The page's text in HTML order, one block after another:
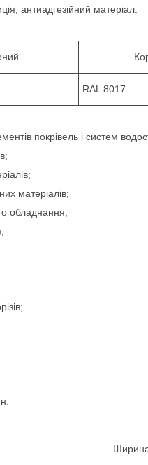
антиадгезійний матеріал.
RAL 8017
покрівель і систем
матеріалів;
обладнання;